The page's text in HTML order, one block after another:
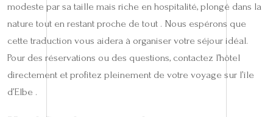
modeste par sa taille mais riche en hospitalité, plongé dans la
nature tout en restant proche de tout . Nous espérons que
cette traduction vous aidera à organiser votre séjour idéal.
Pour des réservations ou des questions, contactez l’hôtel
directement et profitez pleinement de votre voyage sur l’île
d’Elbe .